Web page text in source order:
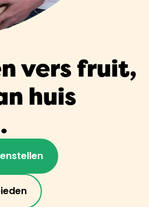
vers fruit,
huis